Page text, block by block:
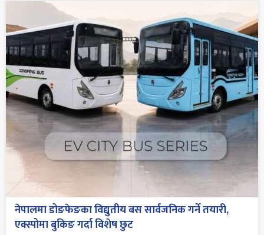
नेपालमा डोङफेङका विद्युतीय बस सार्वजनिक गर्ने तयारी,
एक्स्पोमा बुकिङ गर्दा विशेष छुट